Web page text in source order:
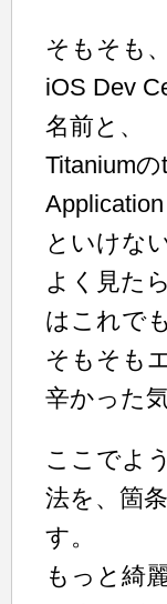
そもそも
iOS Dev
名前と、
Titanium
といけな
よく見た
はこれで
そもそも
辛かった
ここでよ
法を、箇
す。
もっと綺